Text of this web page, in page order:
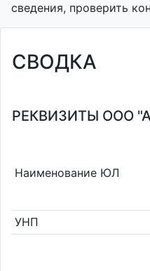
сведения, проверить
СВОДКА
РЕКВИЗИТЫ ООО
Наименование ЮЛ
УНП